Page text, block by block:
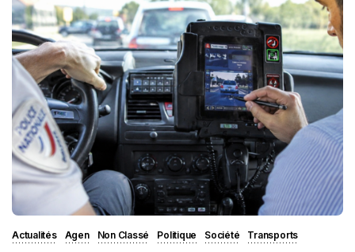
Actualités Agen Non Classé Politique Société Transports